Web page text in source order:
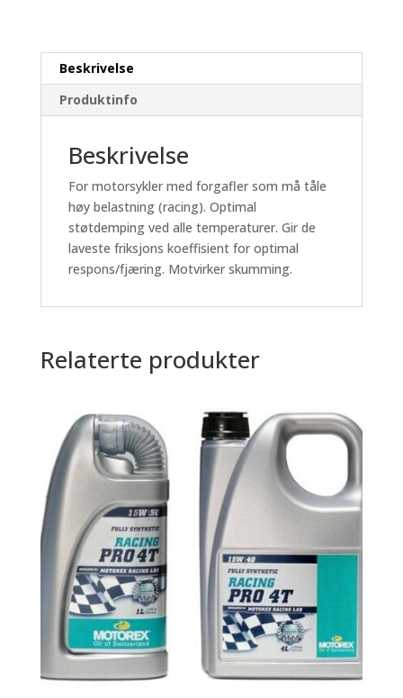
Beskrivelse
Produktinfo
Beskrivelse
For motorsykler med forgafler som må tåle
høy belastning (racing). Optimal
støtdemping ved alle temperaturer. Gir de
laveste friksjons koeffisient for optimal
respons/fjæring. Motvirker skumming.
Relaterte produkter